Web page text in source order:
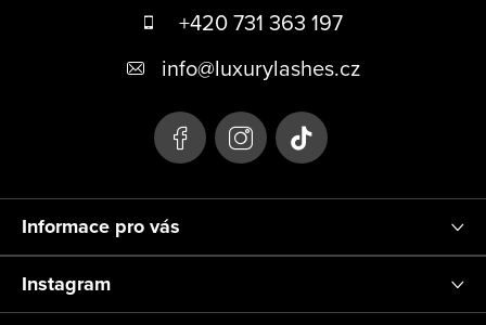
+420 731 363 197
info@luxurylashes.cz
Informace pro vás
Instagram